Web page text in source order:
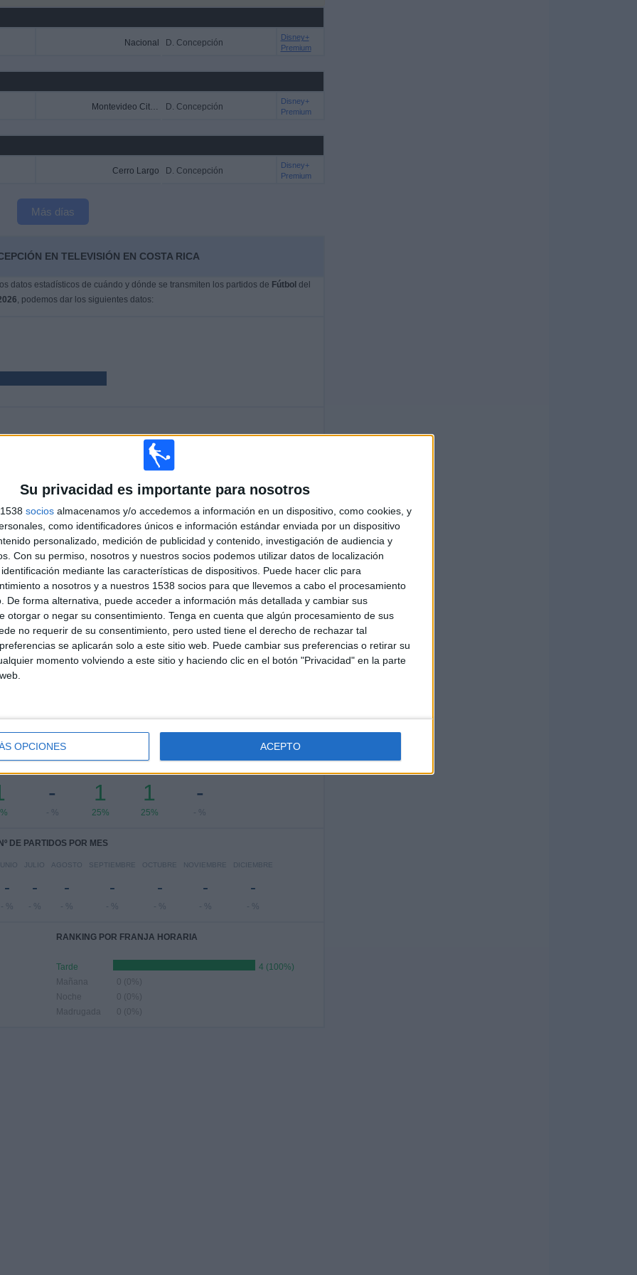
Su privacidad es importante para nosotros
socios almacenamos y/o accedemos a información en un dispositivo, como cookies, y
como identificadores únicos e información estándar enviada por un dispositivo
personalizado, medición de publicidad y contenido, investigación de audiencia y
Con su permiso, nosotros y nuestros socios podemos utilizar datos de localización
mediante las características de dispositivos. Puede hacer clic para
a nosotros y a nuestros 1538 socios para que llevemos a cabo el procesamiento
De forma alternativa, puede acceder a información más detallada y cambiar sus
otorgar o negar su consentimiento. Tenga en cuenta que algún procesamiento de sus
no requerir de su consentimiento, pero usted tiene el derecho de rechazar tal
se aplicarán solo a este sitio web. Puede cambiar sus preferencias o retirar su
momento volviendo a este sitio y haciendo clic en el botón "Privacidad" en la parte
OPCIONES ACEPTO
Nacional D. Concepción
Disney+
Premium
Montevideo City Torque D. Concepción
Disney+
Premium
Cerro Largo D. Concepción
Disney+
Premium
Más días
EN TELEVISIÓN EN COSTA RICA
datos estadísticos de cuándo y dónde se transmiten los partidos de Fútbol del
, podemos dar los siguientes datos:
CANALES TV
SIN PARTIDO
GRATUÍTO
PARTIDOS
CONSECUTIVOS
DE PAGO
4
RIVALES
1
VS Montevideo
City Torque
2
COMPETICIONES
RANKING POR COMPETICIONES
Serie Río de la Plata
3 (75%)
Amistoso
1 (25%)
POR DÍA DE LA SEMANA
-
- %
1
25%
1
25%
-
- %
Nº DE PARTIDOS POR MES
-
- %
JULIO
-
- %
AGOSTO
-
- %
SEPTIEMBRE
-
- %
OCTUBRE
-
- %
NOVIEMBRE
-
- %
DICIEMBRE
-
- %
RANKING POR FRANJA HORARIA
Tarde
4 (100%)
Mañana
0 (0%)
Noche
0 (0%)
Madrugada
0 (0%)